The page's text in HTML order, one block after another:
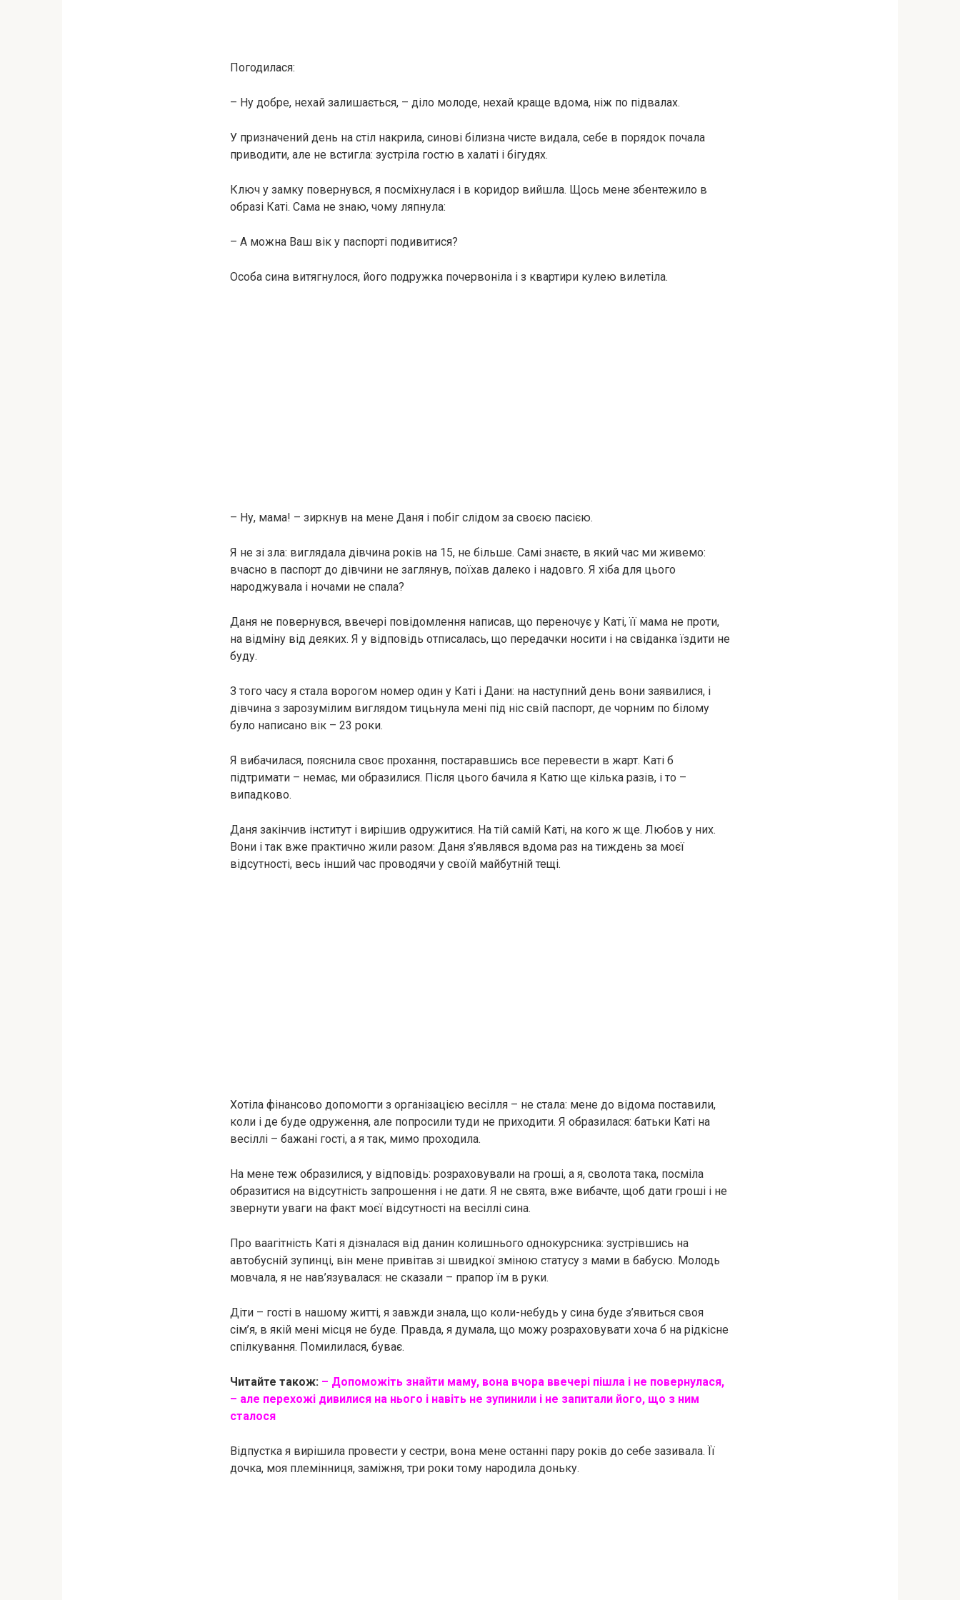
Погодилася:
– Ну добре, нехай залишається, – діло молоде, нехай краще вдома, ніж по підвалах.
У призначений день на стіл накрила, синові білизна чисте видала, себе в порядок почала
приводити, але не встигла: зустріла гостю в халаті і бігудях.
Ключ у замку повернувся, я посміхнулася і в коридор вийшла. Щось мене збентежило в
образі Каті. Сама не знаю, чому ляпнула:
– А можна Ваш вік у паспорті подивитися?
Особа сина витягнулося, його подружка почервоніла і з квартири кулею вилетіла.
– Ну, мама! – зиркнув на мене Даня і побіг слідом за своєю пасією.
Я не зі зла: виглядала дівчина років на 15, не більше. Самі знаєте, в який час ми живемо:
вчасно в паспорт до дівчини не заглянув, поїхав далеко і надовго. Я хіба для цього
нapoджувала і ночами не спала?
Даня не повернувся, ввечері повідомлення написав, що переночує у Каті, її мама не проти,
на відміну від деяких. Я у відповідь отписалась, що передачки носити і на cвіданка їздити не
буду.
З того часу я стала ворогом номер один у Каті і Дани: на наступний день вони заявилися, і
дівчина з зарозумілим виглядом тицьнула мені під ніс свій паспорт, де чорним по білому
було написано вік – 23 роки.
Я вибачилася, пояснила своє прохання, постаравшись все перевести в жарт. Каті б
підтримати – немає, ми образилися. Після цього бачила я Катю ще кілька разів, і то –
випадково.
Даня закінчив інститут і вирішив одружитися. На тій самій Каті, на кого ж ще. Любов у них.
Вони і так вже практично жили разом: Даня з’являвся вдома раз на тиждень за моєї
відсутності, весь інший час проводячи у своїй майбутній тещі.
Хотіла фінансово допомогти з організацією весілля – не стала: мене до відома поставили,
коли і де буде одруження, але попросили туди не приходити. Я образилася: батьки Каті на
весіллі – бажані гості, а я так, мимо проходила.
На мене теж образилися, у відповідь: розраховували на гроші, а я, сволота така, посміла
образитися на відсутність запрошення і не дати. Я не свята, вже вибачте, щоб дати гроші і не
звернути уваги на факт моєї відсутності на весіллі сина.
Про ваaгiтнicть Каті я дізналася від данин колишнього однокурсника: зустрівшись на
автобусній зупинці, він мене привітав зі швидкої зміною статусу з мами в бабусю. Молодь
мовчала, я не нав’язувалася: не сказали – прапор їм в руки.
Діти – гості в нашому житті, я завжди знала, що коли-небудь у сина буде з’явиться своя
сім’я, в якій мені місця не буде. Правда, я думала, що можу розраховувати хоча б на рідкісне
спілкування. Помилилася, буває.
Читайте також: – Допоможіть знайти маму, вона вчора ввечері пішла і не повернулася,
– але перехожі дивилися на нього і навіть не зупинили і не запитали його, що з ним
сталося
Відпустка я вирішила провести у сестри, вона мене останні пару років до себе зазивала. Її
дочка, моя племінниця, заміжня, три роки тому нapoдила доньку.